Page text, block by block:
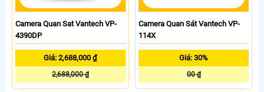
Camera Quan Sat Vantech VP-
4390DP
Giá: 2,688,000 ₫
2,688,000 ₫
Camera Quan Sát Vantech VP-
114X
Giá: 30%
00 ₫